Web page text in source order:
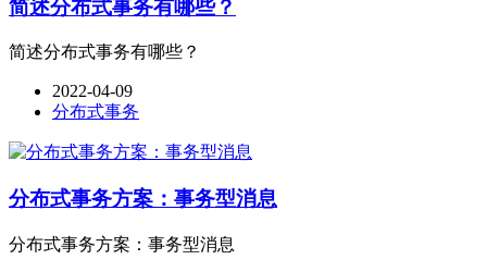
简述分布式事务有哪些？
简述分布式事务有哪些？
2022-04-09
分布式事务
分布式事务方案：事务型消息
分布式事务方案：事务型消息